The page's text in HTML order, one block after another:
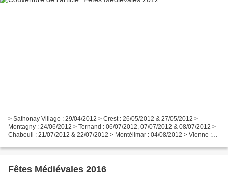
> Sathonay Village : 29/04/2012 > Crest : 26/05/2012 & 27/05/2012 >
Montagny : 24/06/2012 > Ternand : 06/07/2012, 07/07/2012 & 08/07/2012 >
Chabeuil : 21/07/2012 & 22/07/2012 > Montélimar : 04/08/2012 > Vienne :
Fêtes Médiévales 2016